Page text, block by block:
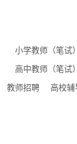
小学教师（笔试）
高中教师（笔试）
教师招聘 高校辅